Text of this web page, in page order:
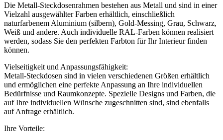
Die Metall-Steckdosenrahmen bestehen aus Metall und sind in einer
Vielzahl ausgewählter Farben erhältlich, einschließlich
naturfarbenem Aluminium (silbern), Gold-Messing, Grau, Schwarz,
Weiß und andere. Auch individuelle RAL-Farben können realisiert
werden, sodass Sie den perfekten Farbton für Ihr Interieur finden
können.
Vielseitigkeit und Anpassungsfähigkeit:
Metall-Steckdosen sind in vielen verschiedenen Größen erhältlich
und ermöglichen eine perfekte Anpassung an Ihre individuellen
Bedürfnisse und Raumkonzepte. Spezielle Designs und Farben, die
auf Ihre individuellen Wünsche zugeschnitten sind, sind ebenfalls
auf Anfrage erhältlich.
Ihre Vorteile: